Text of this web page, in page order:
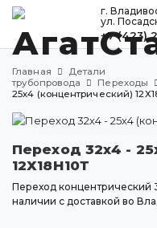
г.
ул.
+7 (423)
КАТАЛОГ
МЕТАЛЛООБРАБОТКА
ДОСТАВКА И ОПЛАТА
Владивосток
Главная
Детали
трубопровода
Переходы
25х4 (концентрический)
Переход 32х4 -
12Х18Н10Т
Переход концентрический
наличии с доставкой во